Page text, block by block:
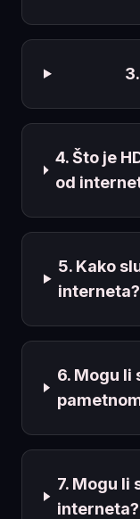
4. Što je
od
5. Kako
interneta?
6. Mogu li
7. Mogu li
interneta?